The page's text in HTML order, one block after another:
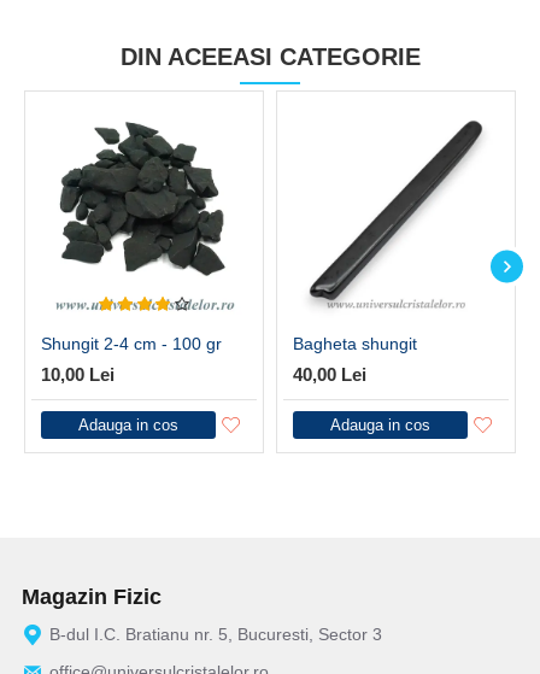
DIN ACEEASI CATEGORIE
Shungit 2-4 cm - 100 gr
10,00 Lei
Adauga in cos
Bagheta shungit
40,00 Lei
Adauga in cos
Magazin Fizic
B-dul I.C. Bratianu nr. 5, Bucuresti, Sector 3